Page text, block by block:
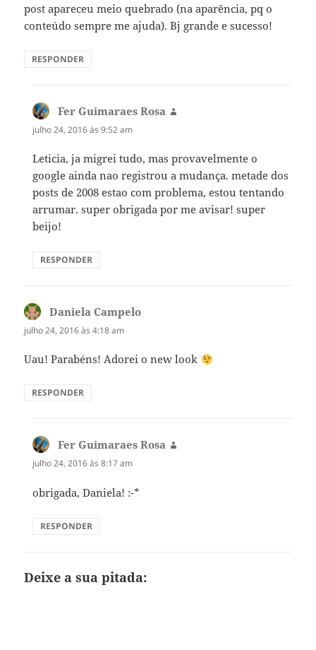
post apareceu meio quebrado (na aparência, pq o
conteúdo sempre me ajuda). Bj grande e sucesso!
RESPONDER
Fer Guimaraes Rosa
julho 24, 2016 às 9:52 am
Leticia, ja migrei tudo, mas provavelmente o
google ainda nao registrou a mudança. metade dos
posts de 2008 estao com problema, estou tentando
arrumar. super obrigada por me avisar! super
beijo!
RESPONDER
Daniela Campelo
julho 24, 2016 às 4:18 am
Uau! Parabéns! Adorei o new look
RESPONDER
Fer Guimaraes Rosa
julho 24, 2016 às 8:17 am
obrigada, Daniela! :-*
RESPONDER
Deixe a sua pitada: